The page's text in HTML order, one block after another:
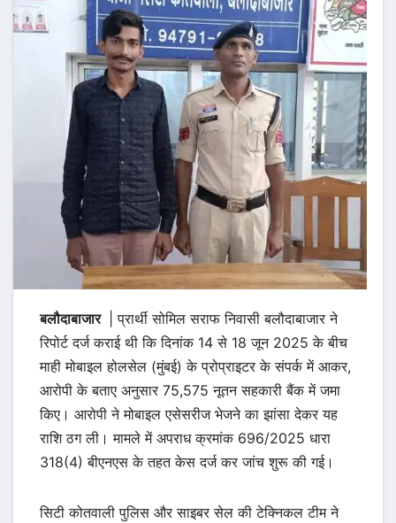
बलौदाबाजार
| प्रार्थी सोमिल सराफ निवासी बलौदाबाजार ने
रिपोर्ट दर्ज कराई थी कि दिनांक 14 से 18 जून 2025 के बीच
माही मोबाइल होलसेल (मुंबई) के प्रोप्राइटर के संपर्क में आकर,
आरोपी के बताए अनुसार 75,575 नूतन सहकारी बैंक में जमा
किए। आरोपी ने मोबाइल एसेसरीज भेजने का झांसा देकर यह
राशि ठग ली। मामले में अपराध क्रमांक 696/2025 धारा
318(4) बीएनएस के तहत केस दर्ज कर जांच शुरू की गई।
सिटी कोतवाली पुलिस और साइबर सेल की टेक्निकल टीम ने